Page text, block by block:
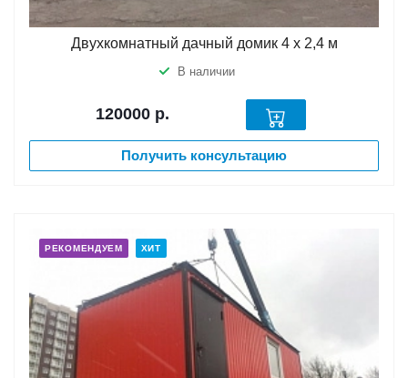
Двухкомнатный дачный домик 4 х 2,4 м
В наличии
120000 р.
Получить консультацию
РЕКОМЕНДУЕМ ХИТ